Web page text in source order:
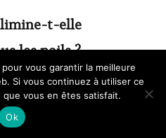
t-elle
les poils ?
la pilosité, mais
persister. Des
peuvent être
vous garantir la meilleure
Si vous continuez à utiliser ce
vous en êtes satisfait.
Ok